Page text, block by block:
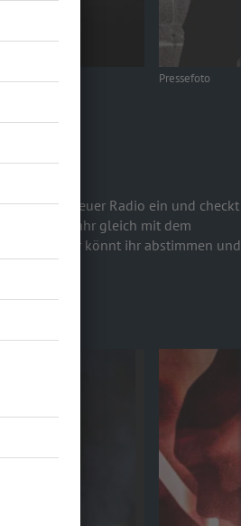
Pressefoto
Schaltet euer Radio ein und checkt
das Jahr gleich mit dem
Ende Januar könnt ihr abstimmen und